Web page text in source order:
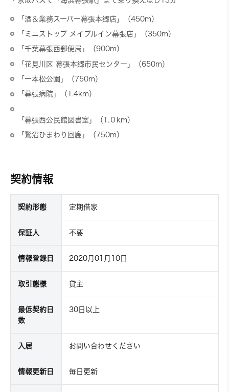
「酒＆業務スーパー幕張本郷店」（450m）
「ミニストップ メイプルイン幕張店」（350m）
「千葉幕張西郵便局」（900m）
「花見川区 幕張本郷市民センター」（650m）
「一本松公園」（750m）
「幕張病院」（1.4km）
「幕張西公民館図書室」（1.０km）
「鷺沼ひまわり回廊」（750m）
契約情報
契約形態 定期借家
保証人 不要
情報登録日 2020月01月10日
取引態様 貸主
最低契約日
数
30日以上
入居 お問い合わせください
情報更新日 毎日更新